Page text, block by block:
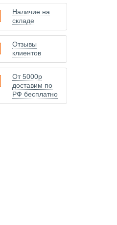
Наличие на
складе
Отзывы
клиентов
От 5000р
доставим по
РФ бесплатно